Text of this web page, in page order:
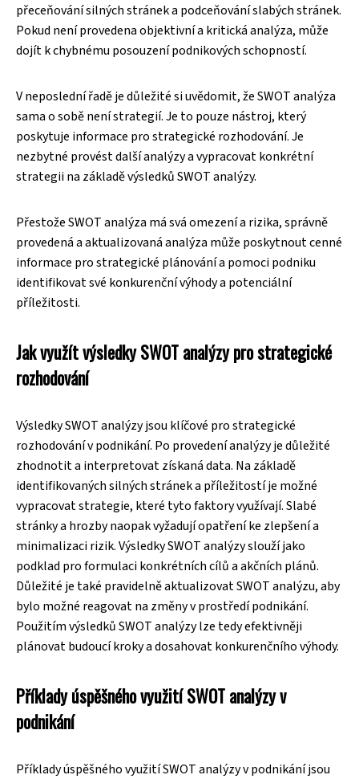
přeceňování silných stránek a podceňování slabých stránek.
Pokud není provedena objektivní a kritická analýza, může
dojít k chybnému posouzení podnikových schopností.
V neposlední řadě je důležité si uvědomit, že SWOT analýza
sama o sobě není strategií. Je to pouze nástroj, který
poskytuje informace pro strategické rozhodování. Je
nezbytné provést další analýzy a vypracovat konkrétní
strategii na základě výsledků SWOT analýzy.
Přestože SWOT analýza má svá omezení a rizika, správně
provedená a aktualizovaná analýza může poskytnout cenné
informace pro strategické plánování a pomoci podniku
identifikovat své konkurenční výhody a potenciální
příležitosti.
Jak využít výsledky SWOT analýzy pro strategické
rozhodování
Výsledky SWOT analýzy jsou klíčové pro strategické
rozhodování v podnikání. Po provedení analýzy je důležité
zhodnotit a interpretovat získaná data. Na základě
identifikovaných silných stránek a příležitostí je možné
vypracovat strategie, které tyto faktory využívají. Slabé
stránky a hrozby naopak vyžadují opatření ke zlepšení a
minimalizaci rizik. Výsledky SWOT analýzy slouží jako
podklad pro formulaci konkrétních cílů a akčních plánů.
Důležité je také pravidelně aktualizovat SWOT analýzu, aby
bylo možné reagovat na změny v prostředí podnikání.
Použitím výsledků SWOT analýzy lze tedy efektivněji
plánovat budoucí kroky a dosahovat konkurenčního výhody.
Příklady úspěšného využití SWOT analýzy v
podnikání
Příklady úspěšného využití SWOT analýzy v podnikání jsou